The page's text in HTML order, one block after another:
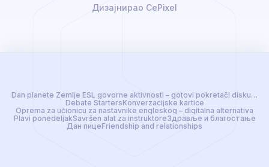
Дизајнирао CePixel
Dan planete Zemlje ESL govorne aktivnosti – gotovi pokretači diskusija
Debate StartersKonverzacijske kartice
Oprema za učionicu za nastavnike engleskog – digitalna alternativa
Plavi ponedeljakSavršen alat za instruktoreЗдравље и благостање
Дан пицеFriendship and relationships